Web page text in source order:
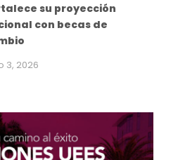
su proyección
con becas de
3, 2026